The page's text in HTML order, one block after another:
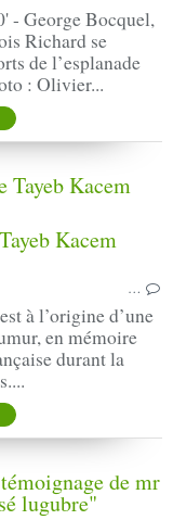
- George Bocquel,
Richard se
de l’esplanade
: Olivier...
Tayeb Kacem
…
à l’origine d’une
en mémoire
durant la
de mr
lugubre"